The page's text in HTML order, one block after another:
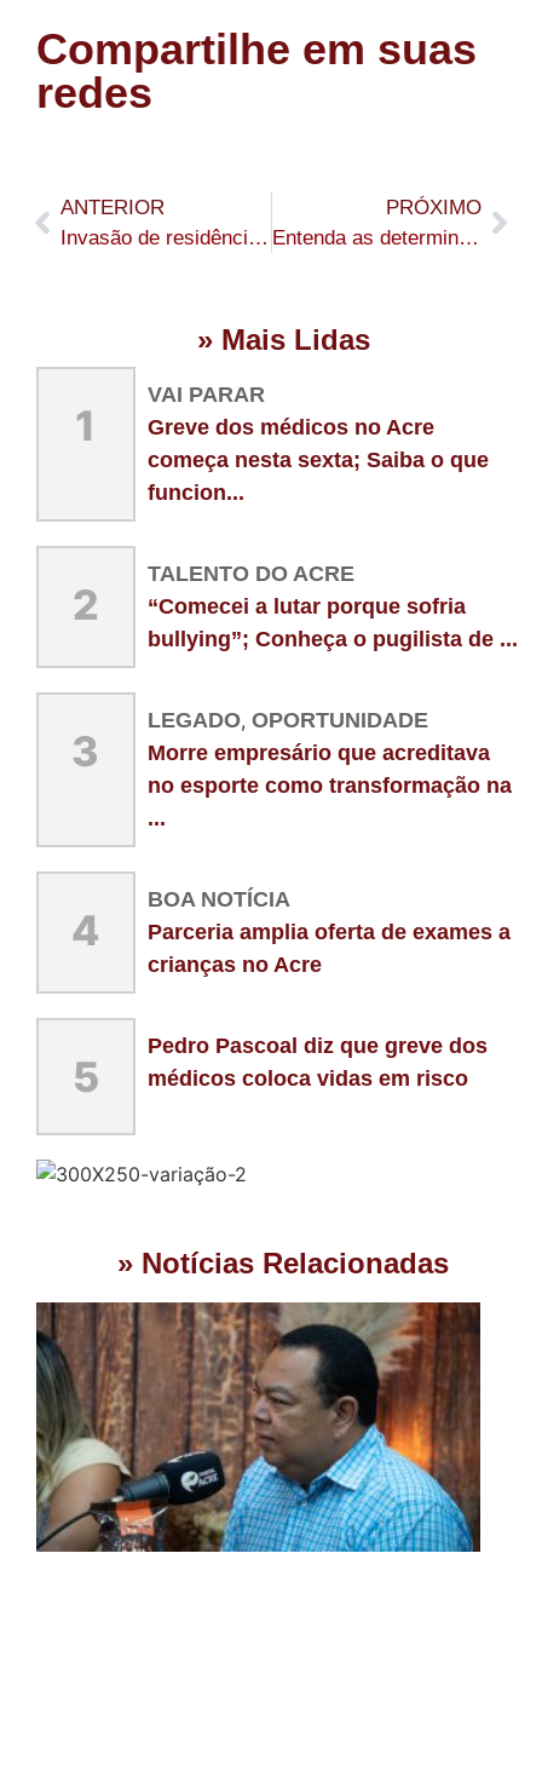
Portal Acre
Compartilhe em suas
redes
ANTERIOR
Invasão de residência termina com ferido a facadas na Bahia Velha
PRÓXIMO
Entenda as determinações da Justiça após o desabamento da Ponte Frei Paolino Baldassari em Sena Madureira
» Mais Lidas
1
VAI PARAR
Greve dos médicos no Acre
começa nesta sexta; Saiba o que
funcion...
2
TALENTO DO ACRE
“Comecei a lutar porque sofria
bullying”; Conheça o pugilista de ...
3
LEGADO, OPORTUNIDADE
Morre empresário que acreditava
no esporte como transformação na
...
4
BOA NOTÍCIA
Parceria amplia oferta de exames a
crianças no Acre
5
Pedro Pascoal diz que greve dos
médicos coloca vidas em risco
» Notícias Relacionadas